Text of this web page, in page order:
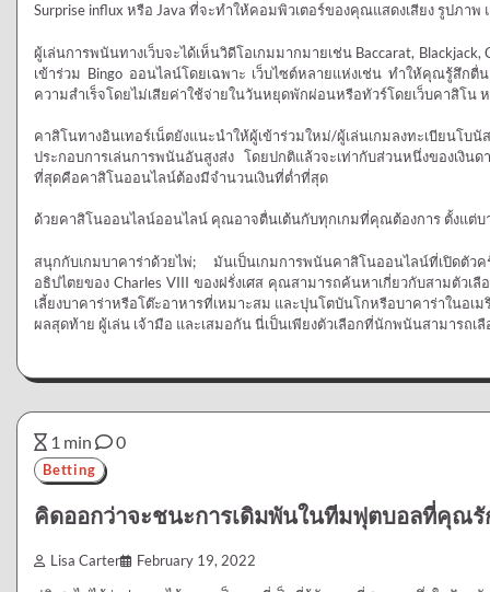
Surprise influx หรือ Java ที่จะทำให้คอมพิวเตอร์ของคุณแสดงเสียง รูปภา
ผู้เล่นการพนันทางเว็บจะได้เห็นวิดีโอเกมมากมายเช่น Baccarat,
เข้าร่วม Bingo ออนไลน์โดยเฉพาะ เว็บไซต์หลายแห่งเช่น ทำให้คุณรู้สึกตื่
ความสำเร็จโดยไม่เสียค่าใช้จ่ายในวันหยุดพักผ่อนหรือทัวร์โดยเว็บคาสิโน
คาสิโนทางอินเทอร์เน็ตยังแนะนำให้ผู้เข้าร่วมใหม่/ผู้เล่นเกมลงทะเบียนโบนั
ประกอบการเล่นการพนันอันสูงส่ง โดยปกติแล้วจะเท่ากับส่วนหนึ่งของเงิ
ที่สุดคือคาสิโนออนไลน์ต้องมีจำนวนเงินที่ต่ำที่สุด
ด้วยคาสิโนออนไลน์ออนไลน์ คุณอาจตื่นเต้นกับทุกเกมที่คุณต้องการ ตั้งแต่บ
สนุกกับเกมบาคาร่าด้วยไพ่; มันเป็นเกมการพนันคาสิโนออนไลน์ที่เปิดตัวค
อธิปไตยของ Charles VIII ของฝรั่งเศส คุณสามารถค้นหาเกี่ยวกับสามตัวเลื
เลี้ยงบาคาร่าหรือโต๊ะอาหารที่เหมาะสม และปุนโตบันโกหรือบาคาร่าในอเ
ผลสุดท้าย ผู้เล่น เจ้ามือ และเสมอกัน นี่เป็นเพียงตัวเลือกที่นักพนันสามารถเลื
1 min 0
Betting
คิดออกว่าจะชนะการเดิมพันในทีมฟุตบอลที่คุณรั
Lisa Carter February 19, 2022